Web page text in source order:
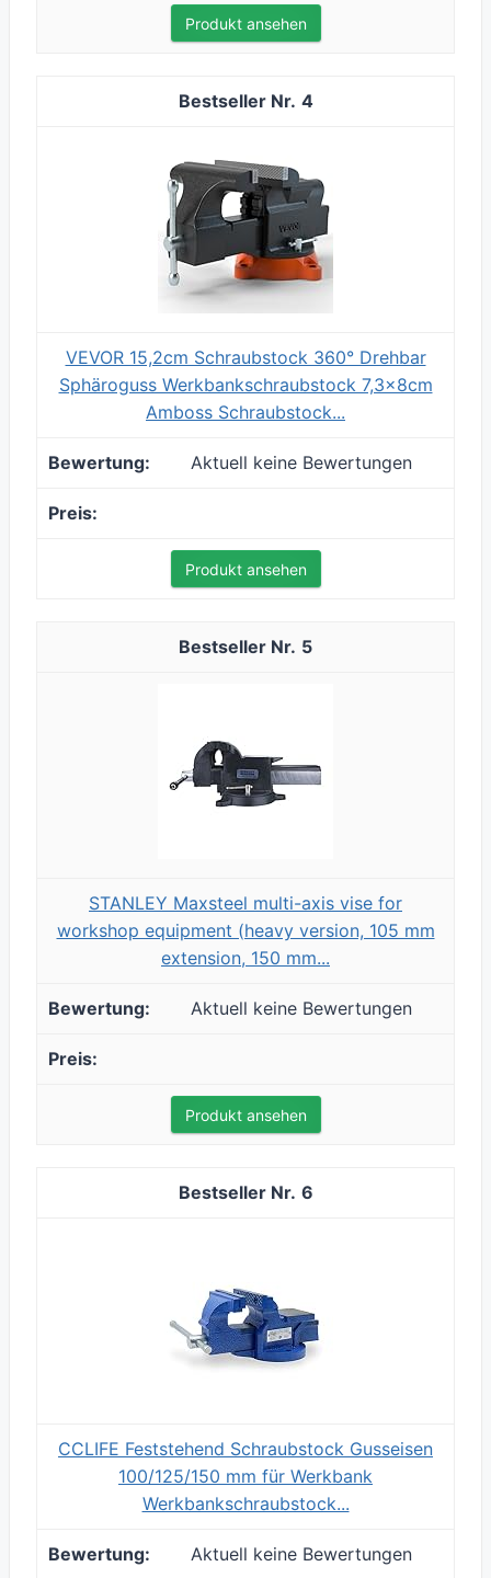
Produkt ansehen
4
VEVOR 15,2cm Schraubstock 360° Drehbar
Sphäroguss Werkbankschraubstock 7,3x8cm
Amboss Schraubstock...
Aktuell keine Bewertungen
Produkt ansehen
5
STANLEY Maxsteel multi-axis vise for
workshop equipment (heavy version, 105 mm
extension, 150 mm...
Aktuell keine Bewertungen
Produkt ansehen
6
CCLIFE Feststehend Schraubstock Gusseisen
100/125/150 mm für Werkbank
Werkbankschraubstock...
Aktuell keine Bewertungen